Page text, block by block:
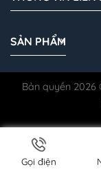
SẢN PHẨM
Bản quyền 2026
Gọi điện